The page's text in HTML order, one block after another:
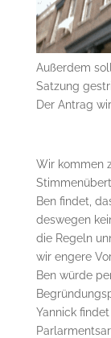
Außerdem
Satzung
Der Antrag
Wir kommen
Ben findet,
deswegen
die Regeln
wir engere
Ben würde
Yannick